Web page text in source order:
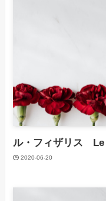
ル・フィザリス
2020-06-20